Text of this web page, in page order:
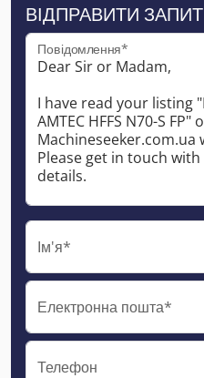
ВІДПРАВИТИ ЗАПИТ
Повідомлення*
Ім'я*
Електронна пошта*
Телефон